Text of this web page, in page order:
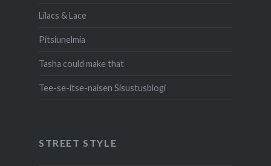
Lilacs & Lace
Pitsiunelmia
Tasha could make that
Tee-se-itse-naisen Sisustusblogi
STREET STYLE